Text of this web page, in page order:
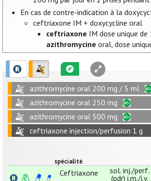
En cas de contre-indication à la
ceftriaxone IM + doxycycline oral
ceftriaxone IM dose unique de
azithromycine oral, dose
azithromycine oral 200 mg / 5 ml
azithromycine oral 250 mg
azithromycine oral 500 mg
ceftriaxone injection/perfusion 1 g
spécialité
Ceftriaxone
sol. inj./perf.
(pdr) i.m./i.v.